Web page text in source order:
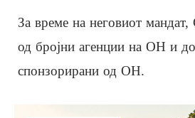
За време на неговиот
од бројни агенции на ОН и
спонзорирани од ОН.